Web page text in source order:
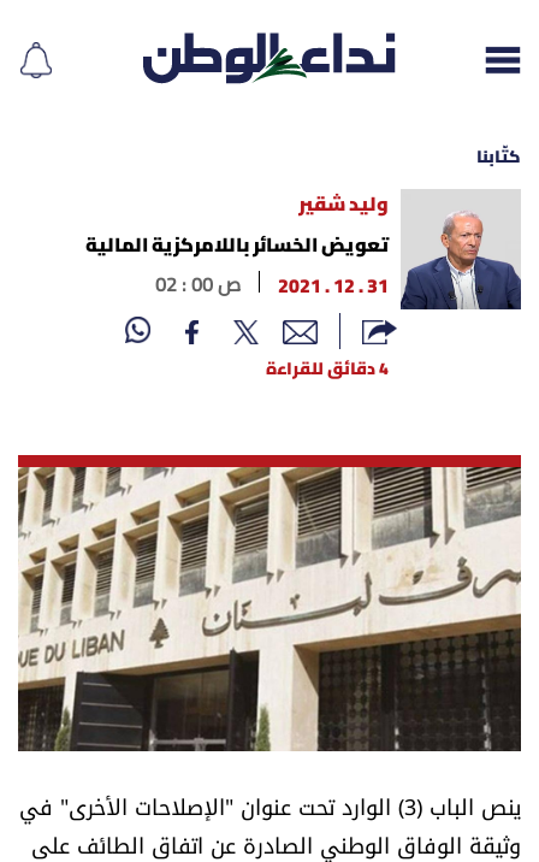
إقرأ الجريدة
لبنان
محليات
أسرار
متفرقات
نداء القرّاء
خاص الموقع
كتّابنا
كتّابنا
وليد شقير
تعويض الخسائر باللامركزية المالية
31 . 12 . 2021
02 : 00 ص
4 دقائق للقراءة
ينص الباب (3) الوارد تحت عنوان "الإصلاحات الأخرى" في
وثيقة الوفاق الوطني الصادرة عن اتفاق الطائف على